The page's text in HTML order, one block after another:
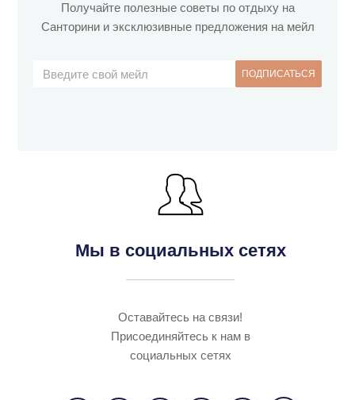
Получайте полезные советы по отдыху на
Санторини и эксклюзивные предложения на мейл
Мы в социальных сетях
Оставайтесь на связи!
Присоединяйтесь к нам в
социальных сетях